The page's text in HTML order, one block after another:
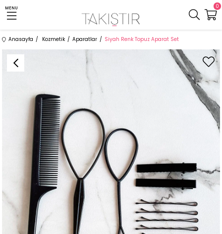
MENU 0
Anasayfa Kozmetik Aparatlar Siyah Renk Topuz Aparat Set